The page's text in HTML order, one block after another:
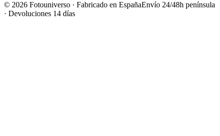
© 2026 Fotouniverso · Fabricado en EspañaEnvío 24/48h península
· Devoluciones 14 días